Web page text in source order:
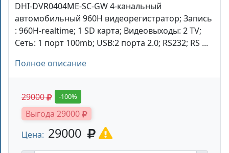
DHI-DVR0404ME-SC-GW 4-канальный
автомобильный 960H видеорегистратор; Запись
: 960H-realtime; 1 SD карта; Видеовыходы: 2 TV;
Сеть: 1 порт 100mb; USB:2 порта 2.0; RS232; RS ...
Полное описание
29000 -100%
Выгода 29000
Цена: 29000